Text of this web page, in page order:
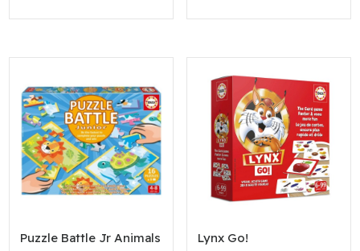
Puzzle Battle Jr Animals Lynx Go!